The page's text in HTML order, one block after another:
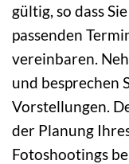
gültig, so dass
passenden
vereinbaren.
und besprechen
Vorstellungen.
der Planung
Fotoshootings